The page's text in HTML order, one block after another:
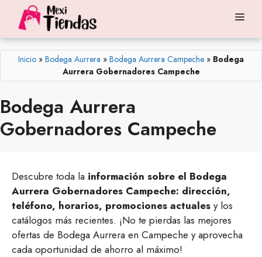
contenido
Inicio » Bodega Aurrera » Bodega Aurrera Campeche » Bodega
Aurrera Gobernadores Campeche
Bodega Aurrera
Gobernadores Campeche
Descubre toda la información sobre el Bodega
Aurrera Gobernadores Campeche: dirección,
teléfono, horarios, promociones actuales y los
catálogos más recientes. ¡No te pierdas las mejores
ofertas de Bodega Aurrera en Campeche y aprovecha
cada oportunidad de ahorro al máximo!